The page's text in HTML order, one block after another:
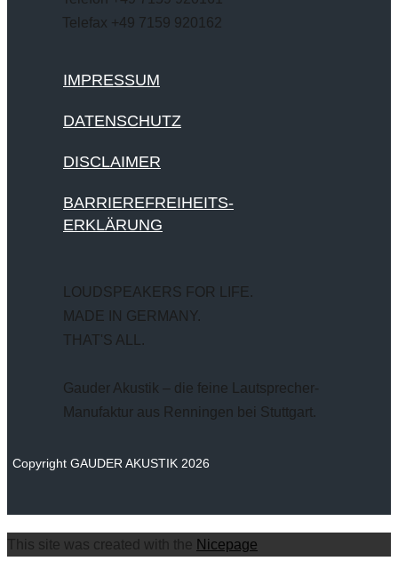
Telefax +49 7159 920162
IMPRESSUM
DATENSCHUTZ
DISCLAIMER
BARRIEREFREIHEITS-
ERKLÄRUNG
LOUDSPEAKERS FOR LIFE.
MADE IN GERMANY.
THAT'S ALL.
Gauder Akustik – die feine Lautsprecher-
Manufaktur aus Renningen bei Stuttgart.
Copyright GAUDER AKUSTIK 2026
This site was created with the Nicepage